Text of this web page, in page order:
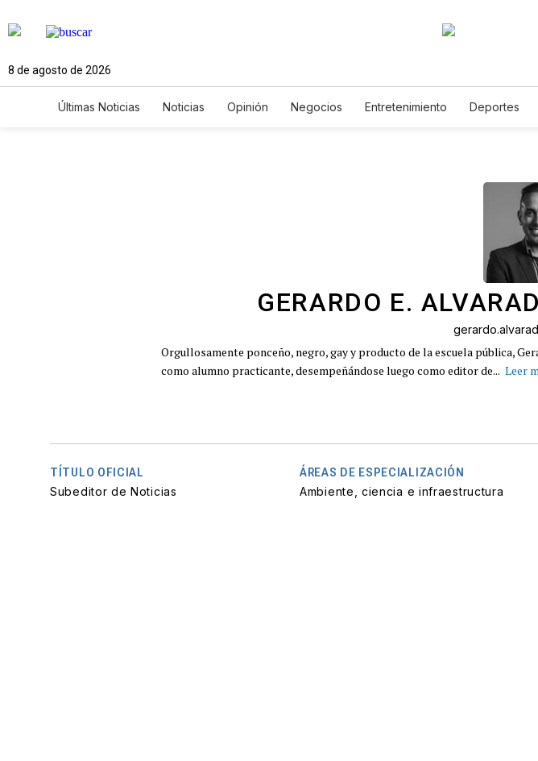
8 de agosto de 2026
Últimas Noticias Noticias Opinión Negocios Entretenimiento Deportes
GERARDO E.
Orgullosamente ponceño, negro, gay y producto de la escuela pública,
como alumno practicante, desempeñándose luego como editor de... Leer
TÍTULO OFICIAL
Subeditor de Noticias
ÁREAS DE ESPECIALIZACIÓN
Ambiente, ciencia e infraestructura